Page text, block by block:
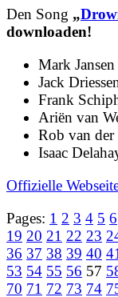
Den Song „
downloaden!
Mark
Jack
Frank
Ariën van
Rob van der
Isaac
Offizielle
Pages: 1 2 3 4 5 6
19 20 21 22 23
36 37 38 39 40
53 54 55 56 57
70 71 72 73 74